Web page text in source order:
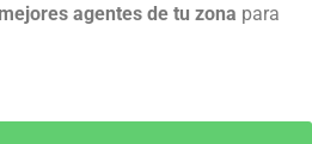
agentes de tu zona para